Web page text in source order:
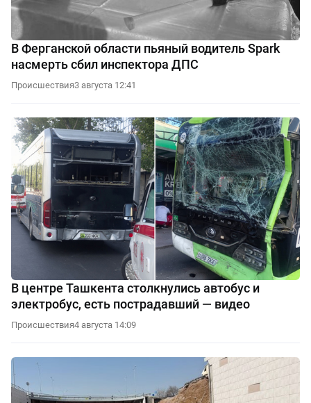
В Ферганской области пьяный водитель Spark
насмерть сбил инспектора ДПС
Происшествия3 августа 12:41
В центре Ташкента столкнулись автобус и
электробус, есть пострадавший — видео
Происшествия4 августа 14:09